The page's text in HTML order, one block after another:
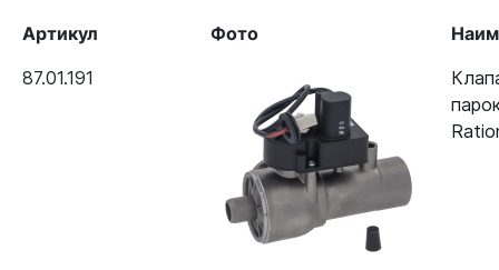
Артикул Фото
87.01.191